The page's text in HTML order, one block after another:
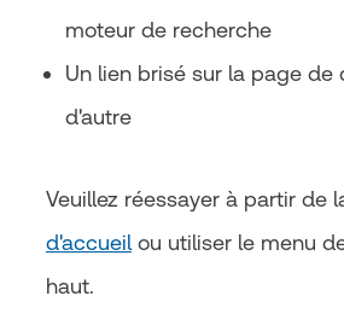
moteur de recherche
Un lien brisé sur la page de
d'autre
Veuillez réessayer à partir de
d'accueil ou utiliser le menu
haut.